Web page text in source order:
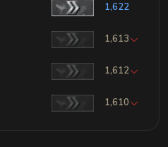
1,622
1,613
1,612
1,610